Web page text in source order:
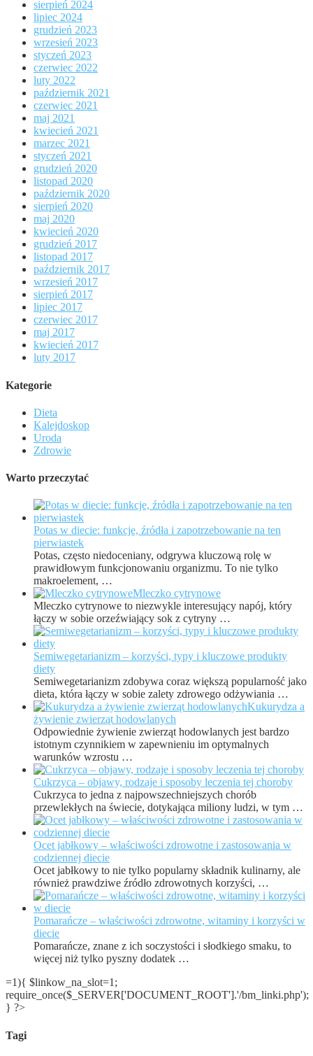
sierpień 2024
lipiec 2024
grudzień 2023
wrzesień 2023
styczeń 2023
czerwiec 2022
luty 2022
październik 2021
czerwiec 2021
maj 2021
kwiecień 2021
marzec 2021
styczeń 2021
grudzień 2020
listopad 2020
październik 2020
sierpień 2020
maj 2020
kwiecień 2020
grudzień 2017
listopad 2017
październik 2017
wrzesień 2017
sierpień 2017
lipiec 2017
czerwiec 2017
maj 2017
kwiecień 2017
luty 2017
Kategorie
Dieta
Kalejdoskop
Uroda
Zdrowie
Warto przeczytać
Potas w diecie: funkcje, źródła i zapotrzebowanie na ten
pierwiastek
Potas, często niedoceniany, odgrywa kluczową rolę w
prawidłowym funkcjonowaniu organizmu. To nie tylko
makroelement, …
Mleczko cytrynowe
Mleczko cytrynowe to niezwykle interesujący napój, który
łączy w sobie orzeźwiający sok z cytryny …
Semiwegetarianizm – korzyści, typy i kluczowe produkty
diety
Semiwegetarianizm zdobywa coraz większą popularność jako
dieta, która łączy w sobie zalety zdrowego odżywiania …
Kukurydza a
żywienie zwierząt hodowlanych
Odpowiednie żywienie zwierząt hodowlanych jest bardzo
istotnym czynnikiem w zapewnieniu im optymalnych
warunków wzrostu …
Cukrzyca – objawy, rodzaje i sposoby leczenia tej choroby
Cukrzyca to jedna z najpowszechniejszych chorób
przewlekłych na świecie, dotykająca miliony ludzi, w tym …
Ocet jabłkowy – właściwości zdrowotne i zastosowania w
codziennej diecie
Ocet jabłkowy to nie tylko popularny składnik kulinarny, ale
również prawdziwe źródło zdrowotnych korzyści, …
Pomarańcze – właściwości zdrowotne, witaminy i korzyści w
diecie
Pomarańcze, znane z ich soczystości i słodkiego smaku, to
więcej niż tylko pyszny dodatek …
=1){ $linkow_na_slot=1;
require_once($_SERVER['DOCUMENT_ROOT'].'/bm_linki.php');
} ?>
Tagi